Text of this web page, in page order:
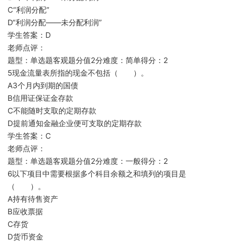
C“利润分配”
D“利润分配——未分配利润”
学生答案：D
老师点评：
题型：单选题客观题分值2分难度：简单得分：2
5现金流量表所指的现金不包括（ ）。
A3个月内到期的国债
B信用证保证金存款
C不能随时支取的定期存款
D提前通知金融企业便可支取的定期存款
学生答案：C
老师点评：
题型：单选题客观题分值2分难度：一般得分：2
6以下项目中需要根据多个科目余额之和填列的项目是
（ ）。
A持有待售资产
B应收票据
C存货
D货币资金